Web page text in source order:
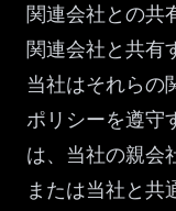
関連会社との共
関連会社と共有
当社はそれらの
ポリシーを遵守
は、当社の親会
または当社と共